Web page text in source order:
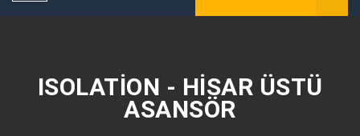
ISOLATION - HISAR ÜSTÜ
ASANSÖR